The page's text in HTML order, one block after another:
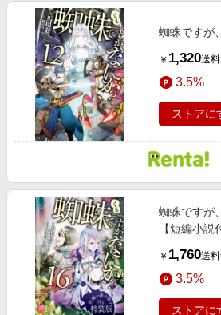
蜘蛛ですが
￥ 1,320送
3.5%
ストアに
蜘蛛ですが
【短編小説
￥ 1,760送
3.5%
ストアに